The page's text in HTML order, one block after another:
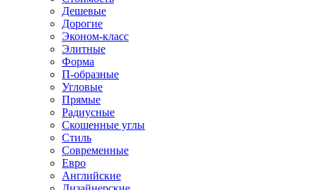
Дешевые
Дорогие
Эконом-класс
Элитные
Форма
П-образные
Угловые
Прямые
Радиусные
Скошенные углы
Стиль
Современные
Евро
Английские